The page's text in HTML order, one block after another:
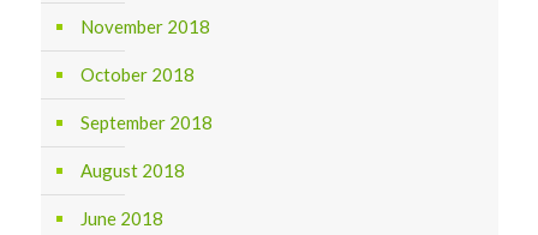
November 2018
October 2018
September 2018
August 2018
June 2018